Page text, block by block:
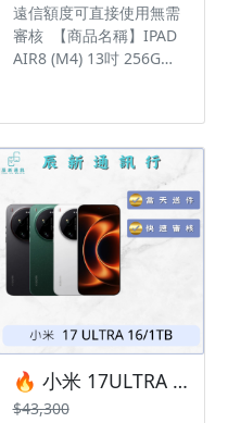
遠信額度可直接使用無需
審核 【商品名稱】IPAD
AIR8 (M4) 13吋 256G
任何問題都歡迎洽群官方
LINE：@kjg6280d • 七日
鑑賞期內，如商品有問
題，請盡速向我們告知並
且協助處理 • 全新品為原
廠保固一年，中古機店家
保固15天 • 店家擁有隨時
修改、變更、暫停活動之
LINE來幫您安排快速審核
及回報審核進度 LINE
ID:@kjg6280d 大呼小叫
辰通訊行 雲林縣虎尾鎮林
🔥 小米 17ULTRA 5G 16/1TB 送攝影套組有額度快速過件 🎯 想換新機？現在就是最佳時機！現貨當天審件當天過件即可以馬上寄出
$43,300